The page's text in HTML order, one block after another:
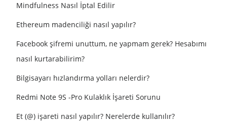
Mindfulness Nasıl İptal Edilir
Ethereum madenciliği nasıl yapılır?
Facebook şifremi unuttum, ne yapmam gerek? Hesabımı
nasıl kurtarabilirim?
Bilgisayarı hızlandırma yolları nelerdir?
Redmi Note 9S -Pro Kulaklık İşareti Sorunu
Et (@) işareti nasıl yapılır? Nerelerde kullanılır?